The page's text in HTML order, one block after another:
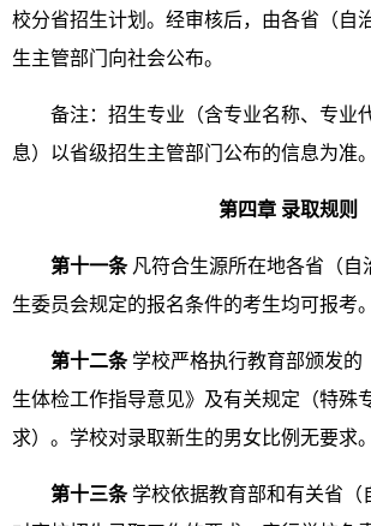
校分省招生计划。经审核后，由各省（自
生主管部门向社会公布。
备注：招生专业（含专业名称、专业
息）以省级招生主管部门公布的信息为准。
第四章 录取规则
第十一条凡符合生源所在地各省（自
生委员会规定的报名条件的考生均可报考。
第十二条学校严格执行教育部颁发的
生体检工作指导意见》及有关规定（特殊
求）。学校对录取新生的男女比例无要求。
第十三条学校依据教育部和有关省（